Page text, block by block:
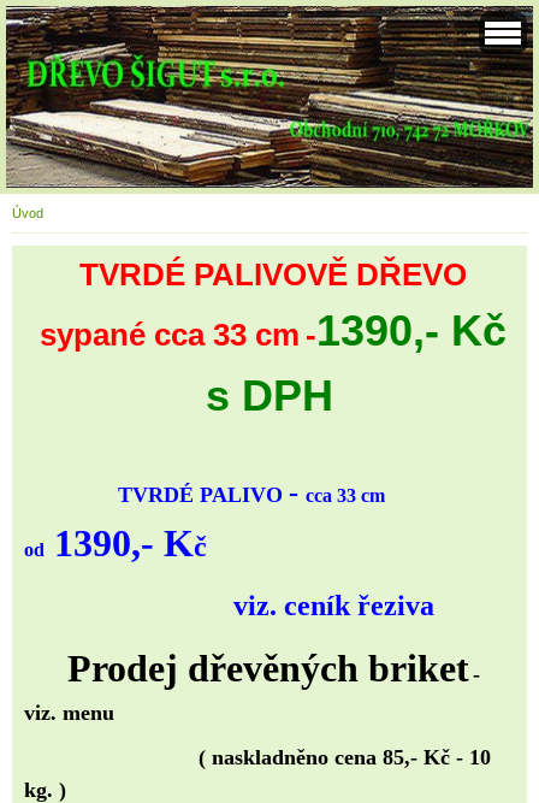
Úvod
TVRDÉ PALIVOVĚ DŘEVO
sypané cca 33 cm -1390,- Kč
s DPH
TVRDÉ PALIVO - cca 33 cm
od 1390,- Kč
viz. ceník řeziva
Prodej dřevěných briket-
viz. menu
( naskladněno cena 85,- Kč - 10
kg. )